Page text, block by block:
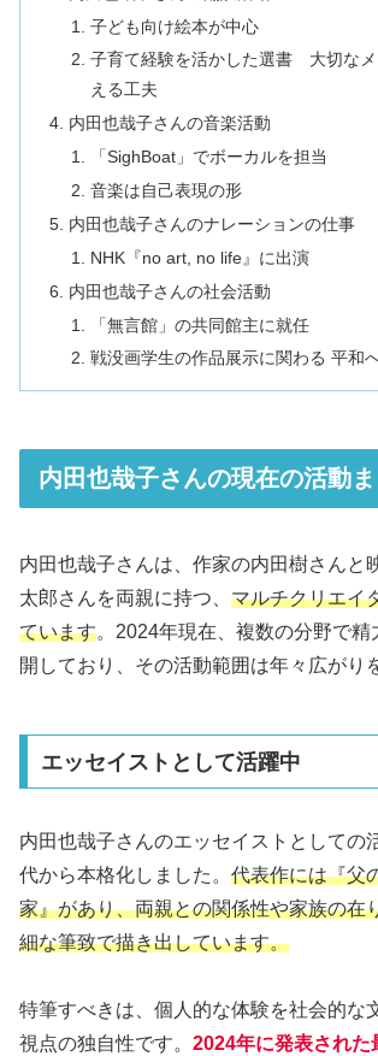
子ども向け絵本が中心
子育て経験を活かした選書 大切な
える工夫
内田也哉子さんの音楽活動
「SighBoat」でボーカルを担当
音楽は自己表現の形
内田也哉子さんのナレーションの仕事
NHK『no art, no life』に出演
内田也哉子さんの社会活動
「無言館」の共同館主に就任
戦没画学生の作品展示に関わる 平和
内田也哉子さんの現在の活動
内田也哉子さんは、作家の内田樹さんと
太郎さんを両親に持つ、 マルチクリエイ
ています。2024年現在、複数の分野で精
開しており、その活動範囲は年々広がり
エッセイストとして活躍中
内田也哉子さんのエッセイストとしての
代から本格化しました。 代表作には『父
家』があり、両親との関係性や家族の在
細な筆致で描き出しています。
特筆すべきは、個人的な体験を社会的な
視点の独自性です。 2024年に発表され